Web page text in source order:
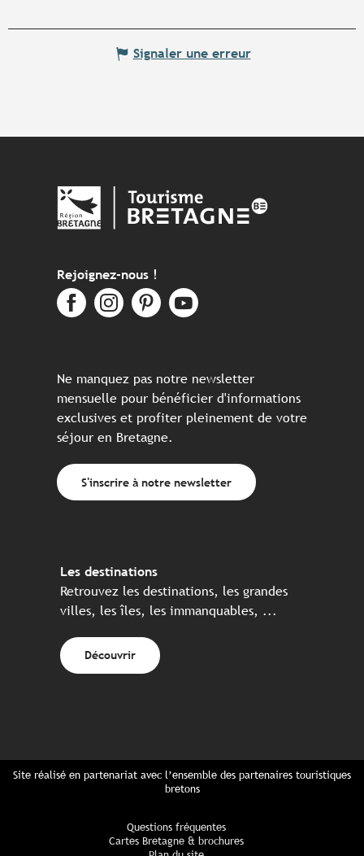
Signaler une erreur
Rejoignez-nous !
Ne manquez pas notre newsletter
mensuelle pour bénéficier d'informations
exclusives et profiter pleinement de votre
séjour en Bretagne.
S'inscrire à notre newsletter
Les destinations
Retrouvez les destinations, les grandes
villes, les îles, les immanquables, ...
Découvrir
Site réalisé en partenariat avec l’ensemble des partenaires touristiques
bretons
Questions fréquentes
Cartes Bretagne & brochures